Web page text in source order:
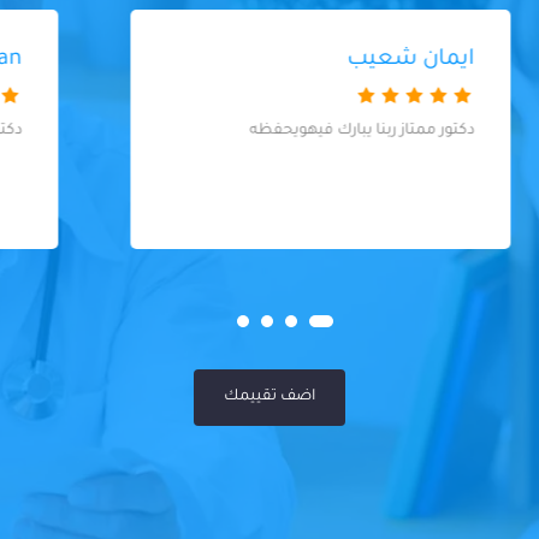
mahmod hemdan
دكتور كويس وعيادة نظيفة
اضف تقييمك